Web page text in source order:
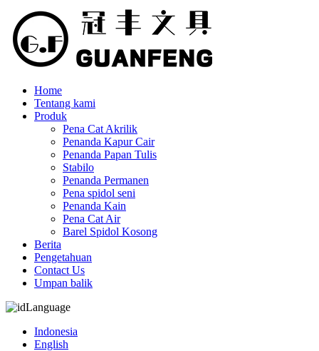
Home
Tentang kami
Produk
Pena Cat Akrilik
Penanda Kapur Cair
Penanda Papan Tulis
Stabilo
Penanda Permanen
Pena spidol seni
Penanda Kain
Pena Cat Air
Barel Spidol Kosong
Berita
Pengetahuan
Contact Us
Umpan balik
Language
Indonesia
English